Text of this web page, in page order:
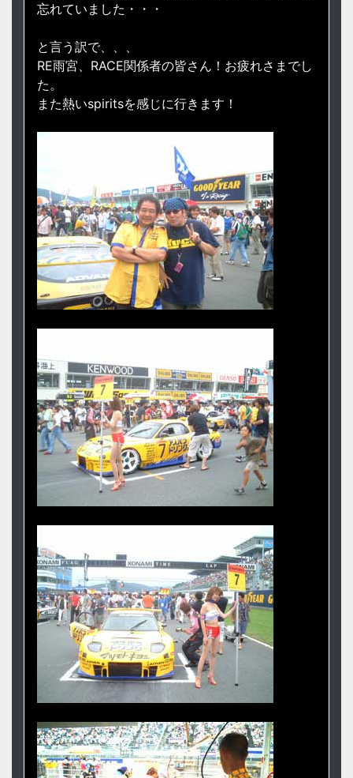
忘れていました・・・
と言う訳で、、、
RE雨宮、RACE関係者の皆さん！お疲れさまでし
た。
また熱いspiritsを感じに行きます！